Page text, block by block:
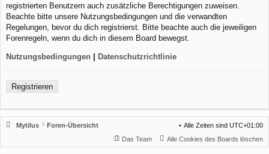
registrierten Benutzern auch zusätzliche Berechtigungen zuweisen.
Beachte bitte unsere Nutzungsbedingungen und die verwandten
Regelungen, bevor du dich registrierst. Bitte beachte auch die jeweiligen
Forenregeln, wenn du dich in diesem Board bewegst.
Nutzungsbedingungen | Datenschutzrichtlinie
Registrieren
Mytilus Foren-Übersicht Alle Zeiten sind UTC+01:00
Alle Cookies des Boards löschen
Das Team